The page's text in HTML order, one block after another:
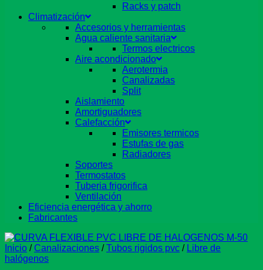
Racks y patch
Climatización
Accesorios y herramientas
Agua caliente sanitaria
Termos electricos
Aire acondicionado
Aerotermia
Canalizadas
Split
Aislamiento
Amortiguadores
Calefacción
Emisores termicos
Estufas de gas
Radiadores
Soportes
Termostatos
Tuberia frigorifica
Ventilación
Eficiencia energética y ahorro
Fabricantes
Inicio / Canalizaciones / Tubos rigidos pvc / Libre de
halógenos